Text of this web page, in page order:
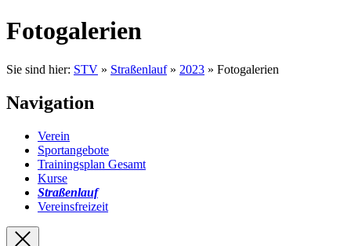
Fotogalerien
Sie sind hier: STV » Straßenlauf» 2023 » Fotogalerien
Navigation
Verein
Sportangebote
Trainingsplan Gesamt
Kurse
Straßenlauf
Vereinsfreizeit